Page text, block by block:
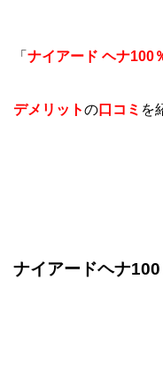
「 ナイアード ヘナ100
デメリットの口コミ を
ナイアードヘナ